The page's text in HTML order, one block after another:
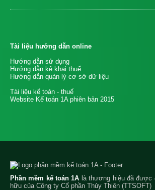
Tài liệu hướng dẫn online
Hướng dẫn sử dụng
Hướng dẫn kê khai thuế
Hướng dẫn quản lý cơ sở dữ liệu
Tài liệu kế toán - thuế
Website Kế toán 1A phiên bản 2015
Phần mềm kế toán 1A là thương hiệu đã
hữu của Công ty Cổ phần Thủy Thiên (TTSOFT)